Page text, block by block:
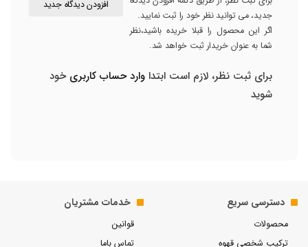
جدید، می توانید نظر خود را ثبت نمایید.
اگر این محصول را قبلا خریده باشید،نظر
شما به عنوان خریدار ثبت خواهد شد.
افزودن دیدگاه جدید
برای ثبت نظر، لازم است ابتدا وارد حساب کاربریخود
شوید
دسترسی سریع
محصولات
ترکیب شخصی قهوه
خدمات مشتریان
قوانین
تماس باما